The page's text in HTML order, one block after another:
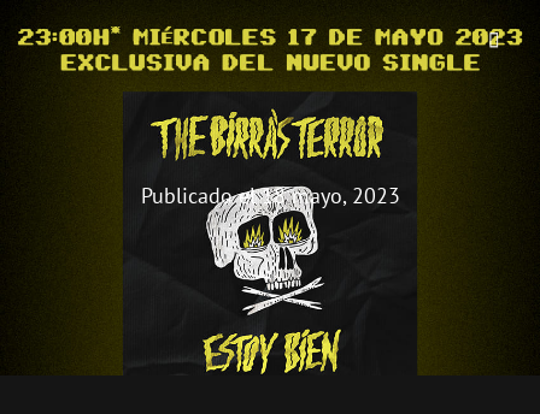
THE BIRRA'S TERROR
Aterrorizando Birras Desde 2010
Publicado el18 mayo, 2023